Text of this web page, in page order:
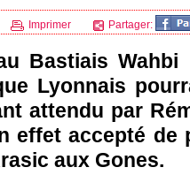
Imprimer Partager:
Bastiais
Lyonnais
attendu par
effet accepté de
aux Gones.